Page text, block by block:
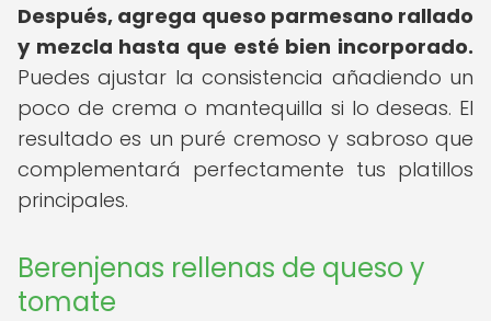
Después, agrega queso parmesano rallado
y mezcla hasta que esté bien incorporado.
Puedes ajustar la consistencia añadiendo un
poco de crema o mantequilla si lo deseas. El
resultado es un puré cremoso y sabroso que
complementará perfectamente tus platillos
principales.
Berenjenas rellenas de queso y
tomate